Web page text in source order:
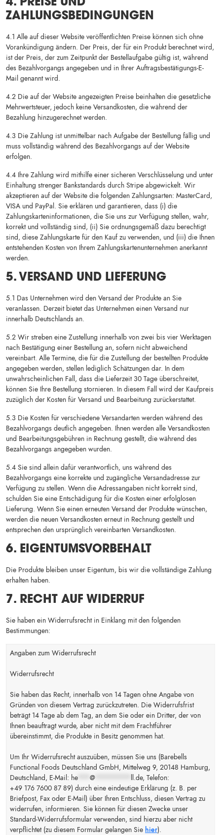
4. PREISE UND
ZAHLUNGSBEDINGUNGEN
4.1 Alle auf dieser Website veröffentlichten Preise können sich ohne
Vorankündigung ändern. Der Preis, der für ein Produkt berechnet wird,
ist der Preis, der zum Zeitpunkt der Bestellaufgabe gültig ist, während
des Bezahlvorgangs angegeben und in Ihrer Auftragsbestätigungs-E-
Mail genannt wird.
4.2 Die auf der Website angezeigten Preise beinhalten die gesetzliche
Mehrwertsteuer, jedoch keine Versandkosten, die während der
Bezahlung hinzugerechnet werden.
4.3 Die Zahlung ist unmittelbar nach Aufgabe der Bestellung fällig und
muss vollständig während des Bezahlvorgangs auf der Website
erfolgen.
4.4 Ihre Zahlung wird mithilfe einer sicheren Verschlüsselung und unter
Einhaltung strenger Bankstandards durch Stripe abgewickelt. Wir
akzeptieren auf der Website die folgenden Zahlungsarten: MasterCard,
VISA und PayPal. Sie erklären und garantieren, dass (i) die
Zahlungskarteninformationen, die Sie uns zur Verfügung stellen, wahr,
korrekt und vollständig sind, (ii) Sie ordnungsgemäß dazu berechtigt
sind, diese Zahlungskarte für den Kauf zu verwenden, und (iii) die Ihnen
entstehenden Kosten von Ihrem Zahlungskartenunternehmen anerkannt
werden.
5. VERSAND UND LIEFERUNG
5.1 Das Unternehmen wird den Versand der Produkte an Sie
veranlassen. Derzeit bietet das Unternehmen einen Versand nur
innerhalb Deutschlands an.
5.2 Wir streben eine Zustellung innerhalb von zwei bis vier Werktagen
nach Bestätigung einer Bestellung an, sofern nicht abweichend
vereinbart. Alle Termine, die für die Zustellung der bestellten Produkte
angegeben werden, stellen lediglich Schätzungen dar. In dem
unwahrscheinlichen Fall, dass die Lieferzeit 30 Tage überschreitet,
können Sie Ihre Bestellung stornieren. In diesem Fall wird der Kaufpreis
zuzüglich der Kosten für Versand und Bearbeitung zurückerstattet.
5.3 Die Kosten für verschiedene Versandarten werden während des
Bezahlvorgangs deutlich angegeben. Ihnen werden alle Versandkosten
und Bearbeitungsgebühren in Rechnung gestellt, die während des
Bezahlvorgangs angegeben wurden.
5.4 Sie sind allein dafür verantwortlich, uns während des
Bezahlvorgangs eine korrekte und zugängliche Versandadresse zur
Verfügung zu stellen. Wenn die Adressangaben nicht korrekt sind,
schulden Sie eine Entschädigung für die Kosten einer erfolglosen
Lieferung. Wenn Sie einen erneuten Versand der Produkte wünschen,
werden die neuen Versandkosten erneut in Rechnung gestellt und
entsprechen den ursprünglich vereinbarten Versandkosten.
6. EIGENTUMSVORBEHALT
Die Produkte bleiben unser Eigentum, bis wir die vollständige Zahlung
erhalten haben.
7. RECHT AUF WIDERRUF
Sie haben ein Widerrufsrecht in Einklang mit den folgenden
Bestimmungen:
Angaben zum Widerrufsrecht
Widerrufsrecht
Sie haben das Recht, innerhalb von 14 Tagen ohne Angabe von
Gründen von diesem Vertrag zurückzutreten. Die Widerrufsfrist
beträgt 14 Tage ab dem Tag, an dem Sie oder ein Dritter, der von
Ihnen beauftragt wurde, aber nicht mit dem Frachtführer
übereinstimmt, die Produkte in Besitz genommen hat.
Um Ihr Widerrufsrecht auszuüben, müssen Sie uns (Barebells
Functional Foods Deutschland GmbH, Mittelweg 9, 20148 Hamburg,
Deutschland, E-Mail: he @ ll.de, Telefon:
+49 176 7600 87 89) durch eine eindeutige Erklärung (z. B. per
Briefpost, Fax oder E-Mail) über Ihren Entschluss, diesen Vertrag zu
widerrufen, informieren. Sie können für diesen Zwecke unser
Standard-Widerrufsformular verwenden, sind hierzu aber nicht
verpflichtet (zu diesem Formular gelangen Sie hier).
WIR VERPFLICHTEN UNS ZUR